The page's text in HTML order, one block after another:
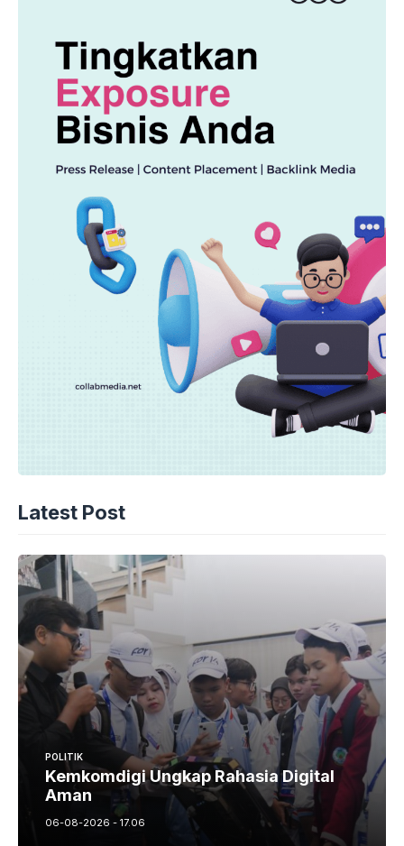
Latest Post
POLITIK
Kemkomdigi Ungkap Rahasia Digital
Aman
06-08-2026 - 17.06